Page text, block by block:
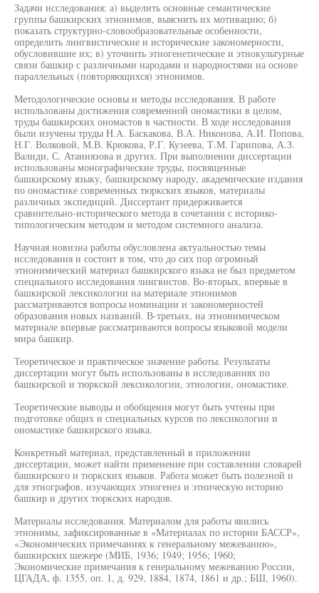
Задачи исследования: а) выделить основные семантические
группы башкирских этнонимов, выяснить их мотивацию; б)
показать структурно-словообразовательные особенности,
определить лингвистические и исторические закономерности,
обусловившие их; в) уточнить этногенетические и этнокультурные
связи башкир с различными народами и народностями на основе
параллельных (повторяющихся) этнонимов.
Методологические основы и методы исследования. В работе
использованы достижения современной ономастики в целом,
труды башкирских ономастов в частности. В ходе исследования
были изучены труды H.A. Баскакова, В.А. Никонова, А.И. Попова,
Н.Г. Волковой, М.В. Крюкова, Р.Г. Кузеева, Т.М. Гарипова, А.З.
Валиди, С. Атаниязова и других. При выполнении диссертации
использованы монографические труды, посвященные
башкирскому языку, башкирскому народу, академические издания
по ономастике современных тюркских языков, материалы
различных экспедиций. Диссертант придерживается
сравнительно-исторического метода в сочетании с историко-
типологическим методом и методом системного анализа.
Научная новизна работы обусловлена актуальностью темы
исследования и состоит в том, что до сих пор огромный
этнонимический материал башкирского языка не был предметом
специального исследования лингвистов. Во-вторых, впервые в
башкирской лексикологии на материале этнонимов
рассматриваются вопросы номинации и закономерностей
образования новых названий. В-третьих, на этнонимическом
материале впервые рассматриваются вопросы языковой модели
мира башкир.
Теоретическое и практическое значение работы. Результаты
диссертации могут быть использованы в исследованиях по
башкирской и тюркской лексикологии, этнологии, ономастике.
Теоретические выводы и обобщения могут быть учтены при
подготовке общих и специальных курсов по лексикологии и
ономастике башкирского языка.
Конкретный материал, представленный в приложении
диссертации, может найти применение при составлении словарей
башкирского и тюркских языков. Работа может быть полезной и
для этнографов, изучающих этногенез и этническую историю
башкир и других тюркских народов.
Материалы исследования. Материалом для работы явились
этнонимы, зафиксированные в «Материалах по истории БАССР»,
«Экономических примечаниях к генеральному межеванию»,
башкирских шежере (МИБ, 1936; 1949; 1956; 1960;
Экономические примечания к генеральному межеванию России,
ЦГАДА, ф. 1355, оп. 1, д. 929, 1884, 1874, 1861 и др.; БШ, 1960).